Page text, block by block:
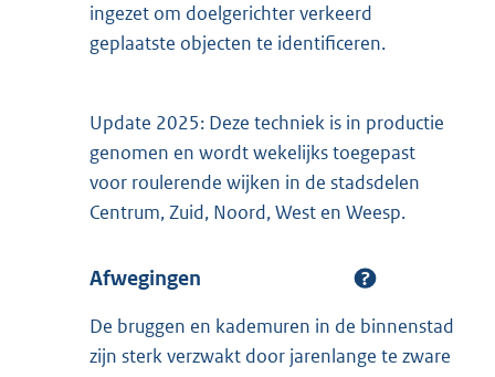
ingezet om doelgerichter verkeerd
geplaatste objecten te identificeren.
Update 2025: Deze techniek is in productie
genomen en wordt wekelijks toegepast
voor roulerende wijken in de stadsdelen
Centrum, Zuid, Noord, West en Weesp.
Afwegingen
De bruggen en kademuren in de binnenstad
zijn sterk verzwakt door jarenlange te zware